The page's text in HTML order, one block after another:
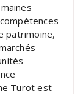
patrimoine,
Turot est